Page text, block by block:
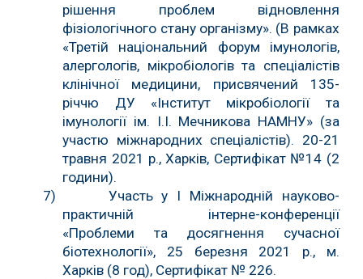
рішення проблем відновлення
фізіологічного стану організму». (В рамках
«Третій національний форум імунологів,
алергологів, мікробіологів та спеціалістів
клінічної медицини, присвячений 135-
річчю ДУ «Інститут мікробіології та
імунології ім. І.І. Мечникова НАМНУ» (за
участю міжнародних спеціалістів). 20-21
травня 2021 р., Харків, Сертифікат №14 (2
години).
7) Участь у І Міжнародній науково-
практичній інтерне-конференції
«Проблеми та досягнення сучасної
біотехнології», 25 березня 2021 р., м.
Харків (8 год), Сертифікат № 226.